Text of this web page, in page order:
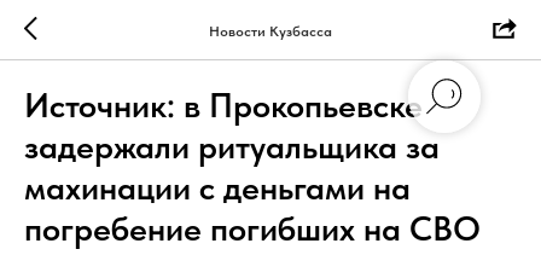
Новости Кузбасса
Источник: в Прокопьевске
задержали ритуальщика за
махинации с деньгами на
погребение погибших на СВО